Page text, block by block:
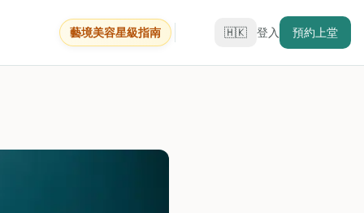
藝境美容星級指南 🇭🇰 登入 預約上堂